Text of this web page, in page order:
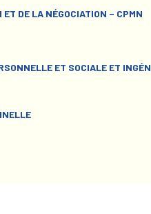
DE LA NÉGOCIATION – CPMN
ET SOCIALE ET